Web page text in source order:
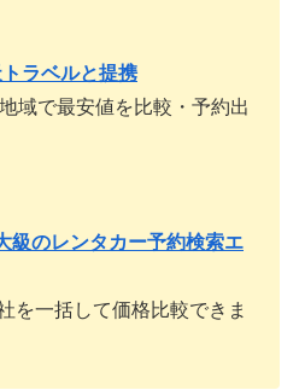
ラベルと提携
域で最安値を比較・予約出
級のレンタカー予約検索エ
を一括して価格比較できま